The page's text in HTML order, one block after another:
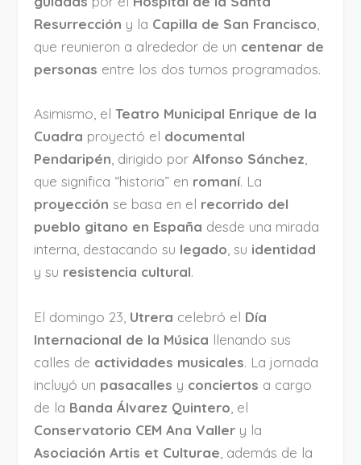
Resurrección y la Capilla de San Francisco
que reunieron a alrededor de un centenar de
personas entre los dos turnos programados.
Asimismo, elTeatro Municipal Enrique de la
Cuadra proyectó el documental
Pendaripén, dirigido porAlfonso Sánchez,
que significa “historia” en romaní. La
proyección se basa en el recorrido del
pueblo gitano en España desde una mirada
interna, destacando su legado, su identidad
y su resistencia cultural.
El domingo 23, Utrera celebró el Día
Internacional de la Música llenando sus
calles de actividades musicales. La jornada
incluyó un pasacalles y conciertos a cargo
de la Banda Álvarez Quintero , el
Conservatorio CEM Ana Valler y la
Asociación Artis et Culturae , además de la